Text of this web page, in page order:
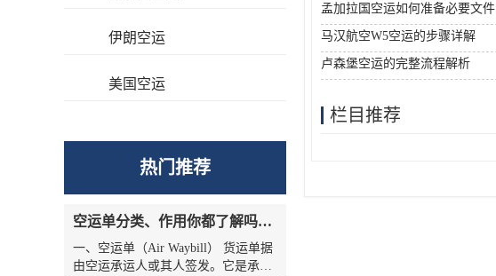
孟加拉国空运如何准备必要文件
马汉航空W5空运的步骤详解
卢森堡空运的完整流程解析
栏目推荐
伊朗空运
美国空运
热门推荐
空运单分类、作用你都了解吗？空运单干货讲解
一、空运单（Air Waybill） 货运单据
由空运承运人或其人签发。它是承运